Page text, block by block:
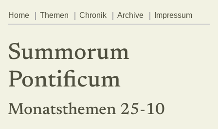
Home Themen Chronik Archive Impressum
Summorum
Pontificum
Monatsthemen 25-10